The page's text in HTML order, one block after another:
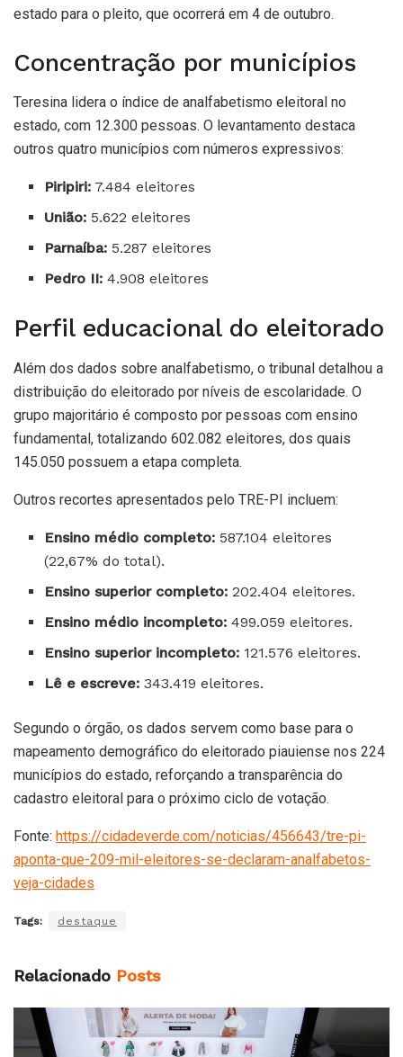
estado para o pleito, que ocorrerá em 4 de outubro.
Concentração por municípios
Teresina lidera o índice de analfabetismo eleitoral no
estado, com 12.300 pessoas. O levantamento destaca
outros quatro municípios com números expressivos:
Piripiri: 7.484 eleitores
União: 5.622 eleitores
Parnaíba: 5.287 eleitores
Pedro II: 4.908 eleitores
Perfil educacional do eleitorado
Além dos dados sobre analfabetismo, o tribunal detalhou a
distribuição do eleitorado por níveis de escolaridade. O
grupo majoritário é composto por pessoas com ensino
fundamental, totalizando 602.082 eleitores, dos quais
145.050 possuem a etapa completa.
Outros recortes apresentados pelo TRE-PI incluem:
Ensino médio completo: 587.104 eleitores
(22,67% do total).
Ensino superior completo: 202.404 eleitores.
Ensino médio incompleto: 499.059 eleitores.
Ensino superior incompleto: 121.576 eleitores.
Lê e escreve: 343.419 eleitores.
Segundo o órgão, os dados servem como base para o
mapeamento demográfico do eleitorado piauiense nos 224
municípios do estado, reforçando a transparência do
cadastro eleitoral para o próximo ciclo de votação.
Fonte: https://cidadeverde.com/noticias/456643/tre-pi-
aponta-que-209-mil-eleitores-se-declaram-analfabetos-
veja-cidades
Tags: destaque
Relacionado Posts